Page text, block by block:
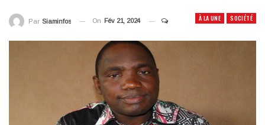
À LA UNE SOCIÉTÉ
Par Siaminfos On Fév 21, 2024